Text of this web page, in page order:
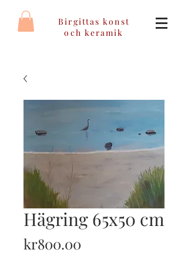
Birgittas konst
och keramik
Hägring 65x50 cm
kr800.00